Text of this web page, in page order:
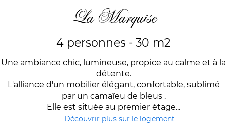
La Marquise
4 personnes - 30 m2
Une ambiance chic, lumineuse, propice au calme et à la
détente.
L'alliance d'un mobilier élégant, confortable, sublimé
par un camaïeu de bleus .
Elle est située au premier étage...
Découvrir plus sur le logement